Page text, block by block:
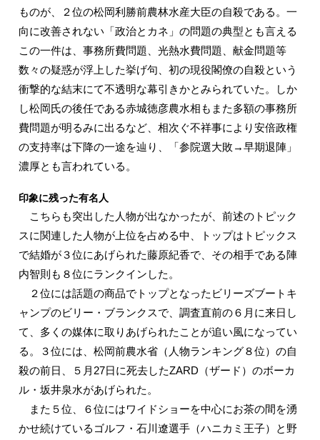
ものが、２位の松岡利勝前農林水産大臣の自殺である。一
向に改善されない「政治とカネ」の問題の典型とも言える
この一件は、事務所費問題、光熱水費問題、献金問題等
数々の疑惑が浮上した挙げ句、初の現役閣僚の自殺という
衝撃的な結末にて不透明な幕引きかとみられていた。しか
し松岡氏の後任である赤城徳彦農水相もまた多額の事務所
費問題が明るみに出るなど、相次ぐ不祥事により安倍政権
の支持率は下降の一途を辿り、「参院選大敗→早期退陣」
濃厚とも言われている。
印象に残った有名人
こちらも突出した人物が出なかったが、前述のトピック
スに関連した人物が上位を占める中、トップはトピックス
で結婚が３位にあげられた藤原紀香で、その相手である陣
内智則も８位にランクインした。
２位には話題の商品でトップとなったビリーズブートキ
ャンプのビリー・ブランクスで、調査直前の６月に来日し
て、多くの媒体に取りあげられたことが追い風になってい
る。３位には、松岡前農水省（人物ランキング８位）の自
殺の前日、５月27日に死去したZARD（ザード）のボーカ
ル・坂井泉水があげられた。
また５位、６位にはワイドショーを中心にお茶の間を湧
かせ続けているゴルフ・石川遼選手（ハニカミ王子）と野